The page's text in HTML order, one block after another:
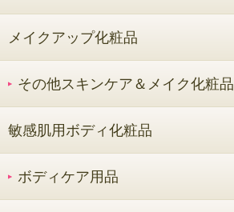
メイクアップ化粧品
その他スキンケア＆メイク化粧品
敏感肌用ボディ化粧品
ボディケア用品